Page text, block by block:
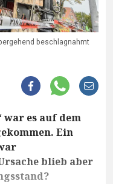
beschlagnahmt
war es auf dem
Ein
blieb aber